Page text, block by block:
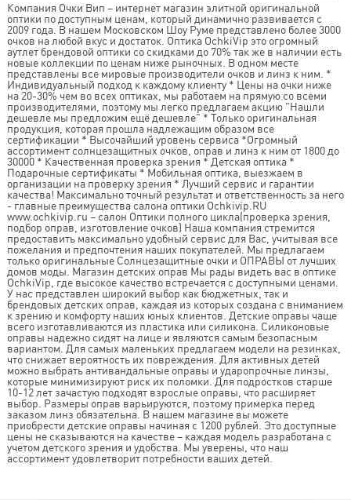
Компания Очки Вип – интернет магазин элитной оригинальной
оптики по доступным ценам, который динамично развивается с
2009 года. В нашем Московском Шоу Руме представлено более 3000
очков на любой вкус и достаток. Оптика OchkiVip это огромный
аутлет брендовой оптики со скидками до 70% так же в наличии есть
новые коллекции по ценам ниже рыночных. В одном месте
представлены все мировые производители очков и линз к ним. *
Индивидуальный подход к каждому клиенту * Цены на очки ниже
на 20-30% чем во всех оптиках, мы работаем на прямую со всеми
производителями, поэтому мы легко предлагаем акцию "Нашли
дешевле мы предложим ещё дешевле" * Только оригинальная
продукция, которая прошла надлежащим образом все
сертификации * Высочайший уровень сервиса *Огромный
ассортимент солнцезащитных очков, оправ и линз к ним от 1800 до
30000 * Качественная проверка зрения * Детская оптика *
Подарочные сертификаты * Мобильная оптика, выезжаем в
организации на проверку зрения * Лучший сервис и гарантии
качества! Максимально точный результат и ответственность за него
- главные преимущества салона оптики Ochkivip.RU
www.ochkivip.ru – салон Оптики полного цикла(проверка зрения,
подбор оправ, изготовление очков) Наша компания стремится
предоставить максимально удобный сервис для Вас, учитывая все
пожелания и предпочтения наших покупателей. Мы предлагаем
только оригинальные Солнцезащитные очки и ОПРАВЫ от лучших
домов моды. Магазин детских оправ Мы рады видеть вас в оптике
OchkiVip, где высокое качество встречается с доступными ценами.
У нас представлен широкий выбор как бюджетных, так и
брендовых детских оправ, каждая из которых создана с вниманием
к зрению и комфорту наших юных клиентов. Детские оправы чаще
всего изготавливаются из пластика или силикона. Силиконовые
оправы надежно сидят на лице и являются самым безопасным
вариантом. Для самых маленьких предлагаем модели на резинках,
что снижает вероятность их повреждения. Для активных детей
можно выбрать антивандальные оправы и ударопрочные линзы,
которые минимизируют риск их поломки. Для подростков старше
10-12 лет зачастую подходят взрослые оправы, что расширяет
выбор. Размеры оправ варьируются, поэтому примерка перед
заказом линз обязательна. В нашем магазине вы можете
приобрести детские оправы начиная с 1200 рублей. Это доступные
цены не сказываются на качестве – каждая модель разработана с
учетом детского зрения и удобства. Мы уверены, что наш
ассортимент удовлетворит потребности ваших детей.